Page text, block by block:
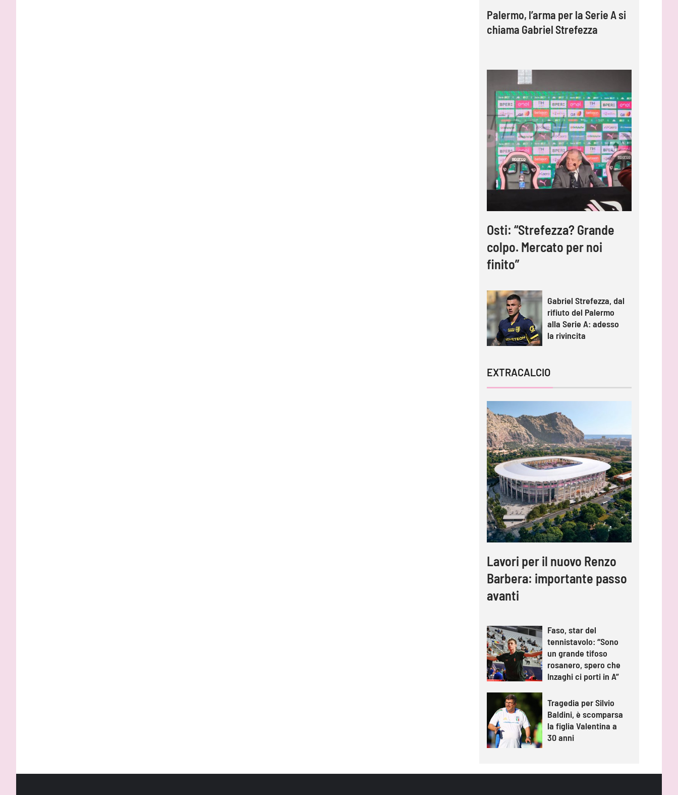
Palermo, l’arma per la Serie A si
chiama Gabriel Strefezza
Osti: “Strefezza? Grande
colpo. Mercato per noi
finito”
Gabriel Strefezza, dal
rifiuto del Palermo
alla Serie A: adesso
la rivincita
EXTRACALCIO
Lavori per il nuovo Renzo
Barbera: importante passo
avanti
Faso, star del
tennistavolo: “Sono
un grande tifoso
rosanero, spero che
Inzaghi ci porti in A”
Tragedia per Silvio
Baldini, è scomparsa
la figlia Valentina a
30 anni